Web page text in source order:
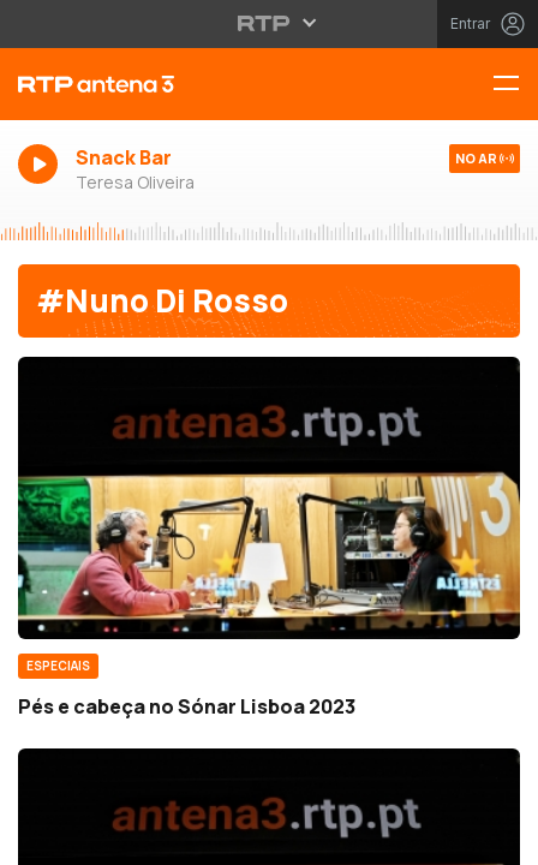
Entrar
Snack Bar
Teresa Oliveira
NO AR
#Nuno Di Rosso
ESPECIAIS
Pés e cabeça no Sónar Lisboa 2023